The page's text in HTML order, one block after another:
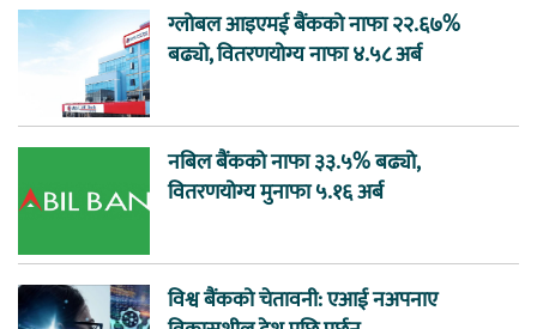
ग्लोबल आइएमई बैंकको नाफा २२.६७%
बढ्यो, वितरणयोग्य नाफा ४.५८ अर्ब
नबिल बैंकको नाफा ३३.५% बढ्यो,
वितरणयोग्य मुनाफा ५.१६ अर्ब
विश्व बैंकको चेतावनी: एआई नअपनाए